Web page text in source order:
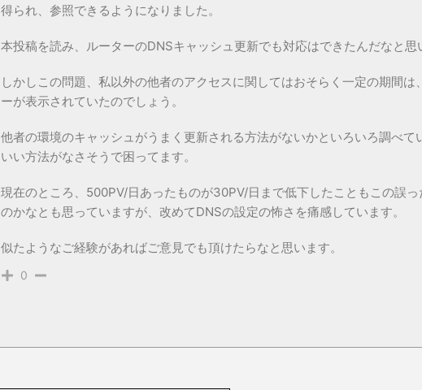
得られ、参照できるようになりました。
本投稿を読み、ルーターのDNSキャッシュ更新でも対応はできたんだなと思
しかしこの問題、私以外の他者のアクセスに関してはおそらく一定の期間は
ーが表示されていたのでしょう。
他者の環境のキャッシュがうまく更新される方法がないかといろいろ調べて
いい方法がなさそうで困ってます。
現在のところ、500PV/日あったものが30PV/日まで低下したこともこの誤
のかなとも思っていますが、改めてDNSの設定の怖さを痛感しています。
似たようなご経験があればご意見でも頂けたらなと思います。
0